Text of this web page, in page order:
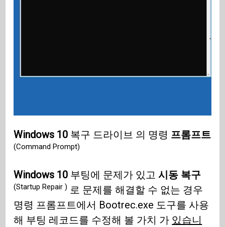
Windows 10 복구 드라이브 의 명령 프롬프트
(Command Prompt)
Windows 10 부팅에 문제가 있고시동 복구
(Startup Repair ) 로 문제를 해결할 수 없는 경우
명령 프롬프트에서 Bootrec.exe 도구를 사용
해 부팅 레코드를 수정해 볼 가치 가 있습니